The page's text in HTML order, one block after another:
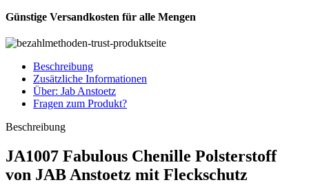
Günstige Versandkosten für alle Mengen
Beschreibung
Zusätzliche Informationen
Über: Jab Anstoetz
Fragen zum Produkt?
Beschreibung
JA1007 Fabulous Chenille Polsterstoff
von JAB Anstoetz mit Fleckschutz